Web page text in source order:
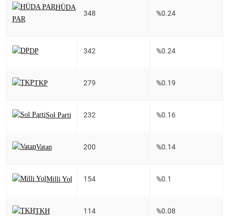
HÜDA
PAR
348 %0.24
DP 342 %0.24
TKP 279 %0.19
Sol Parti 232 %0.16
Vatan 200 %0.14
Milli Yol 154 %0.1
TKH 114 %0.08